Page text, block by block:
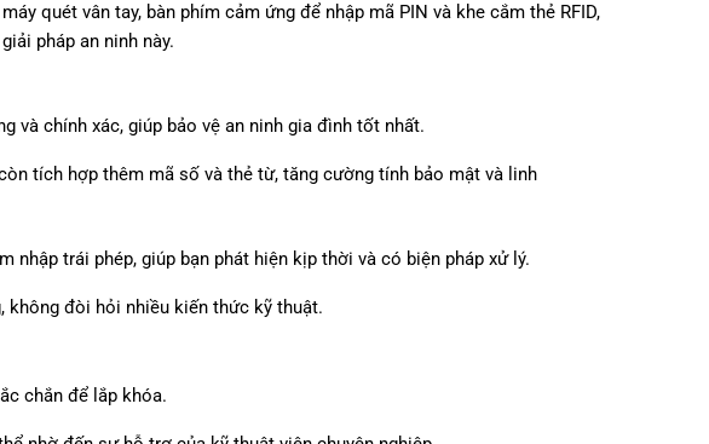
quét vân tay, bàn phím cảm ứng để nhập mã PIN và khe cắm thẻ RFID,
pháp an ninh này.
và chính xác, giúp bảo vệ an ninh gia đình tốt nhất.
tích hợp thêm mã số và thẻ từ, tăng cường tính bảo mật và linh
trái phép, giúp bạn phát hiện kịp thời và có biện pháp xử lý.
không đòi hỏi nhiều kiến thức kỹ thuật.
chắn để lắp khóa.